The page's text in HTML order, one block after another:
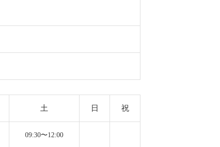
土 日 祝
09:30〜12:00